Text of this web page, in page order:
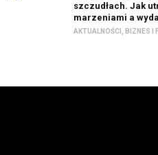
szczudłach. Jak
marzeniami a
AKTUALNOŚCI BIZNES I